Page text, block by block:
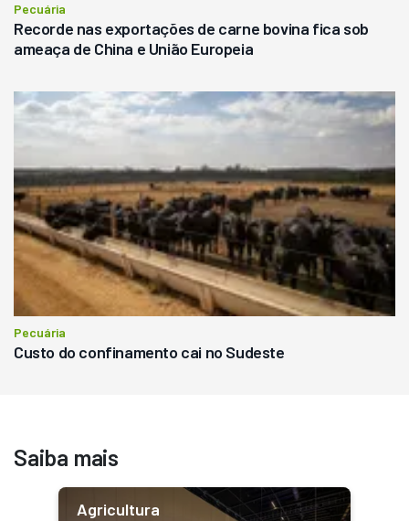
Pecuária
Recorde nas exportações de carne bovina fica sob
ameaça de China e União Europeia
Pecuária
Custo do confinamento cai no Sudeste
Saiba mais
Agricultura